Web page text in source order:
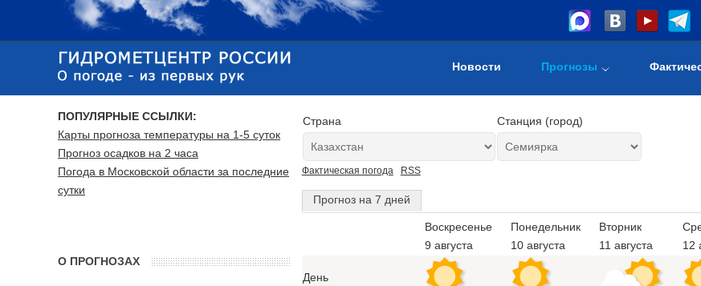
Новости Прогнозы
Страна Станция (город)
Фактическая погода RSS
Прогноз на 7 дней
Воскресенье
9 августа
Понедельник
10 августа
Вторник
11 августа
12
День
ПОПУЛЯРНЫЕ ССЫЛКИ:
Карты прогноза температуры на 1-5 суток
Прогноз осадков на 2 часа
Погода в Московской области за последние
сутки
О ПРОГНОЗАХ